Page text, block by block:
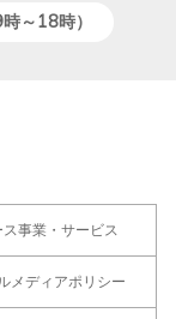
～18時）
事業・サービス
メディアポリシー